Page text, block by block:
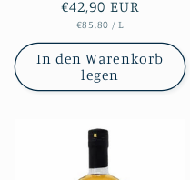
Normaler
Preis
€42,90 EUR
STÜCKPREIS
€85,80 / PRO
L
In den Warenkorb
legen